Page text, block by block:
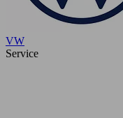
VW
Service